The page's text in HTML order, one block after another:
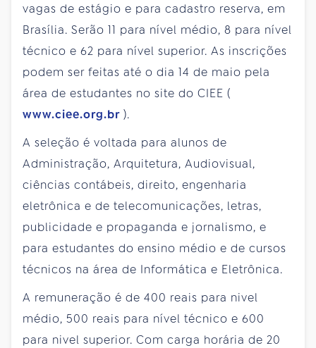
vagas de estágio e para cadastro reserva, em
Brasília. Serão 11 para nível médio, 8 para nível
técnico e 62 para nível superior. As inscrições
podem ser feitas até o dia 14 de maio pela
área de estudantes no site do CIEE (
www.ciee.org.br ).
A seleção é voltada para alunos de
Administração, Arquitetura, Audiovisual,
ciências contábeis, direito, engenharia
eletrônica e de telecomunicações, letras,
publicidade e propaganda e jornalismo, e
para estudantes do ensino médio e de cursos
técnicos na área de Informática e Eletrônica.
A remuneração é de 400 reais para nivel
médio, 500 reais para nível técnico e 600
para nivel superior. Com carga horária de 20